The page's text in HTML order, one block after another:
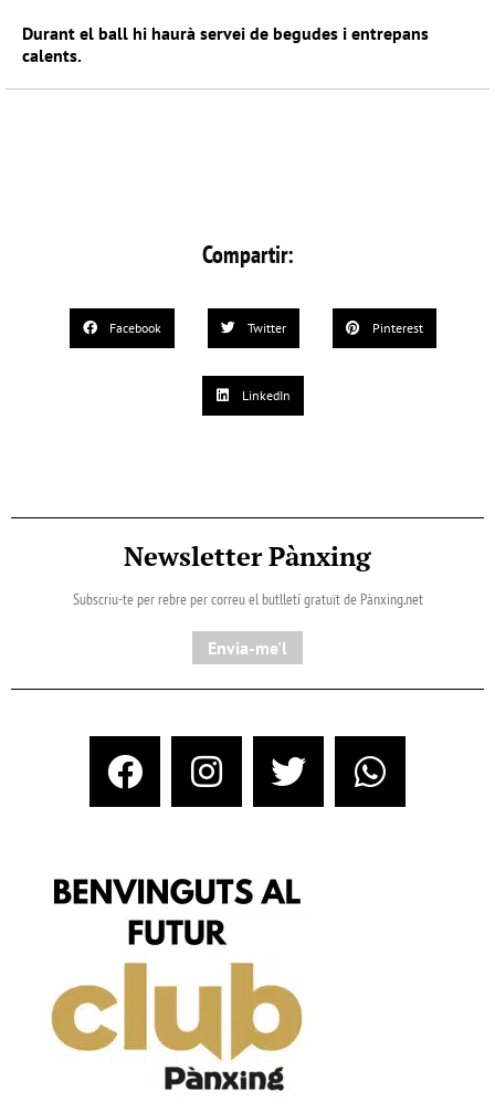
Durant el ball hi haurà servei de begudes i entrepans
calents.
Compartir:
Facebook Twitter Pinterest
LinkedIn
Newsletter Pànxing
Subscriu-te per rebre per correu el butlletí gratuït de Pànxing.net​
Envia-me'l